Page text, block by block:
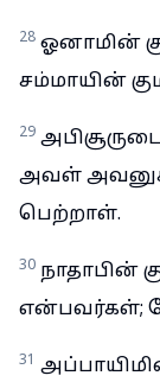
28 ஓனாமின்
சம்மாயின்
29
அவள்
பெற்றாள்.
30 நாதாபின்
என்பவர்கள்;
31